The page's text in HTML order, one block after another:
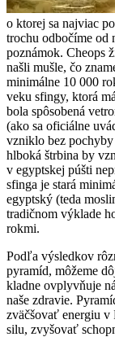
o ktorej sa najviac
trochu odbočíme od
poznámok. Cheops
našli mušle, čo
minimálne 10 000
veku sfingy, ktorá
bola spôsobená
(ako sa oficiálne
vzniklo bez
hlboká štrbina by
v egyptskej púšti
sfinga je stará
egyptský (teda
tradičnom výklade
rokmi.
Podľa výsledkov
pyramíd, môžeme
kladne ovplyvňuje
naše zdravie.
zväčšovať energiu
silu, zvyšovať